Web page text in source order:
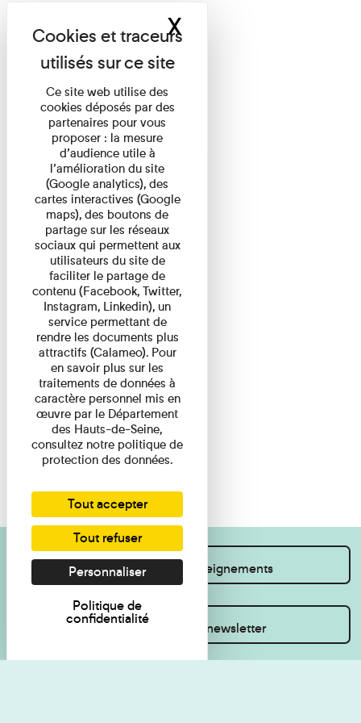
Je souhaite des renseignements
Inscrivez-vous à la newsletter
Ce site web utilise des
cookies déposés par des
partenaires pour vous
proposer : la mesure
d’audience utile à
l’amélioration du site
(Google analytics), des
cartes interactives (Google
maps), des boutons de
partage sur les réseaux
sociaux qui permettent aux
utilisateurs du site de
faciliter le partage de
contenu (Facebook, Twitter,
Instagram, Linkedin), un
service permettant de
rendre les documents plus
attractifs (Calameo). Pour
en savoir plus sur les
traitements de données à
caractère personnel mis en
œuvre par le Département
des Hauts-de-Seine,
consultez notre politique de
protection des données.
Tout accepter
Tout refuser
Personnaliser
Politique de
confidentialité
XMasquer le